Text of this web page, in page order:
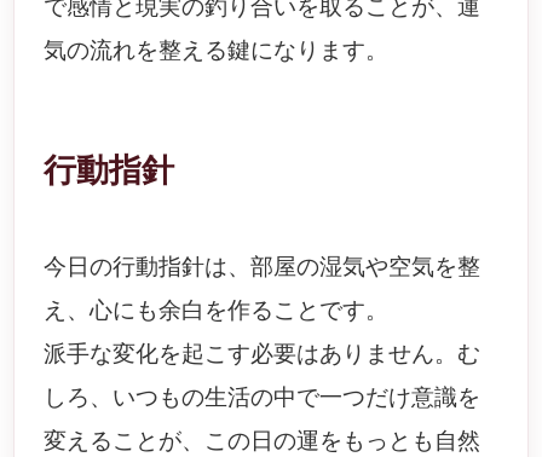
で感情と現実の釣り合いを取ることが、運
気の流れを整える鍵になります。
行動指針
今日の行動指針は、部屋の湿気や空気を整
え、心にも余白を作ることです。
派手な変化を起こす必要はありません。む
しろ、いつもの生活の中で一つだけ意識を
変えることが、この日の運をもっとも自然